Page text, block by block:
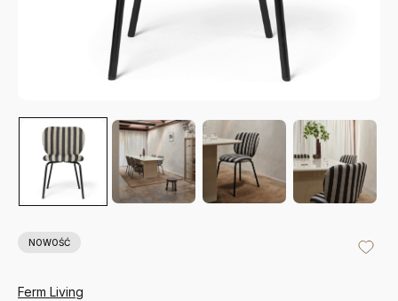
NOWOŚĆ
Ferm Living